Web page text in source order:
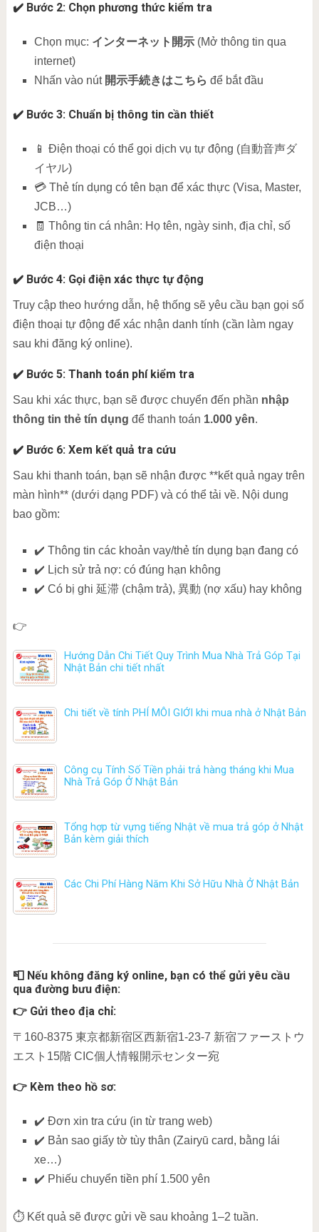
✔️ Bước 2: Chọn phương thức kiểm tra
Chọn mục: インターネット開示(Mở thông tin qua
internet)
Nhấn vào nút 開示手続きはこちら để bắt đầu
✔️ Bước 3: Chuẩn bị thông tin cần thiết
📱 Điện thoại có thể gọi dịch vụ tự động (自動音声ダ
イヤル)
💳 Thẻ tín dụng có tên bạn để xác thực (Visa, Master,
JCB…)
🧾 Thông tin cá nhân: Họ tên, ngày sinh, địa chỉ, số
điện thoại
✔️ Bước 4: Gọi điện xác thực tự động
Truy cập theo hướng dẫn, hệ thống sẽ yêu cầu bạn gọi số
điện thoại tự động để xác nhận danh tính (cần làm ngay
sau khi đăng ký online).
✔️ Bước 5: Thanh toán phí kiểm tra
Sau khi xác thực, bạn sẽ được chuyển đến phần nhập
thông tin thẻ tín dụng để thanh toán 1.000 yên.
✔️ Bước 6: Xem kết quả tra cứu
Sau khi thanh toán, bạn sẽ nhận được **kết quả ngay trên
màn hình** (dưới dạng PDF) và có thể tải về. Nội dung
bao gồm:
✔️ Thông tin các khoản vay/thẻ tín dụng bạn đang có
✔️ Lịch sử trả nợ: có đúng hạn không
✔️ Có bị ghi 延滞 (chậm trả), 異動 (nợ xấu) hay không
👉
Hướng Dẫn Chi Tiết Quy Trình Mua Nhà Trả Góp Tại
Nhật Bản chi tiết nhất
Chi tiết về tính PHÍ MÔI GIỚI khi mua nhà ở Nhật Bản
Công cụ Tính Số Tiền phải trả hàng tháng khi Mua
Nhà Trả Góp Ở Nhật Bản
Tổng hợp từ vựng tiếng Nhật về mua trả góp ở Nhật
Bản kèm giải thích
Các Chi Phí Hàng Năm Khi Sở Hữu Nhà Ở Nhật Bản
📮 Nếu không đăng ký online, bạn có thể gửi yêu cầu
qua đường bưu điện:
👉 Gửi theo địa chỉ:
〒160-8375 東京都新宿区西新宿1-23-7 新宿ファーストウ
エスト15階 CIC個人情報開示センター宛
👉 Kèm theo hồ sơ:
✔️ Đơn xin tra cứu (in từ trang web)
✔️ Bản sao giấy tờ tùy thân (Zairyū card, bằng lái
xe…)
✔️ Phiếu chuyển tiền phí 1.500 yên
⏱ Kết quả sẽ được gửi về sau khoảng 1–2 tuần.